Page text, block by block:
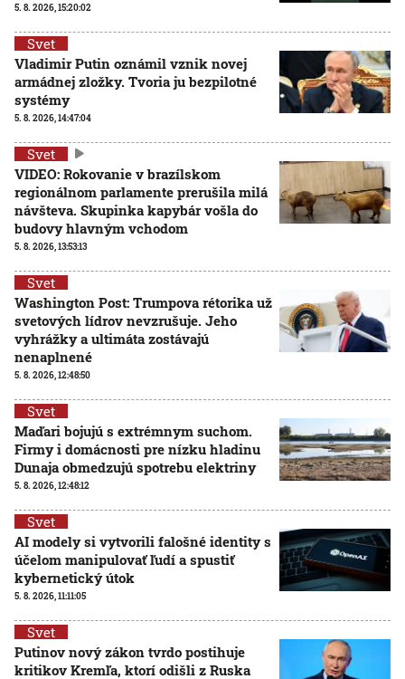
5. 8. 2026, 15:20:02
Svet
Vladimir Putin oznámil vznik novej
armádnej zložky. Tvoria ju bezpilotné
systémy
5. 8. 2026, 14:47:04
Svet
VIDEO: Rokovanie v brazílskom
regionálnom parlamente prerušila milá
návšteva. Skupinka kapybár vošla do
budovy hlavným vchodom
5. 8. 2026, 13:53:13
Svet
Washington Post: Trumpova rétorika už
svetových lídrov nevzrušuje. Jeho
vyhrážky a ultimáta zostávajú
nenaplnené
5. 8. 2026, 12:48:50
Svet
Maďari bojujú s extrémnym suchom.
Firmy i domácnosti pre nízku hladinu
Dunaja obmedzujú spotrebu elektriny
5. 8. 2026, 12:48:12
Svet
AI modely si vytvorili falošné identity s
účelom manipulovať ľudí a spustiť
kybernetický útok
5. 8. 2026, 11:11:05
Svet
Putinov nový zákon tvrdo postihuje
kritikov Kremľa, ktorí odišli z Ruska